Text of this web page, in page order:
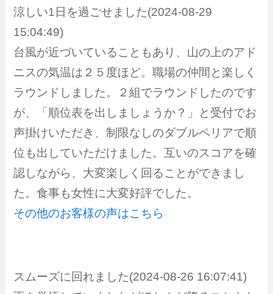
涼しい1日を過ごせました(2024-08-29
15:04:49)
台風が近づいていることもあり、山の上のアド
ニスの気温は２５度ほど。職場の仲間と楽しく
ラウンドしました。２組でラウンドしたのです
が、「順位表を出しましょうか？」と受付でお
声掛けいただき、制限なしのダブルペリアで順
位も出していただけました。互いのスコアを確
認しながら、大変楽しく回ることができまし
た。食事も女性に大変好評でした。
その他のお客様の声はこちら
スムーズに回れました(2024-08-26 16:07:41)